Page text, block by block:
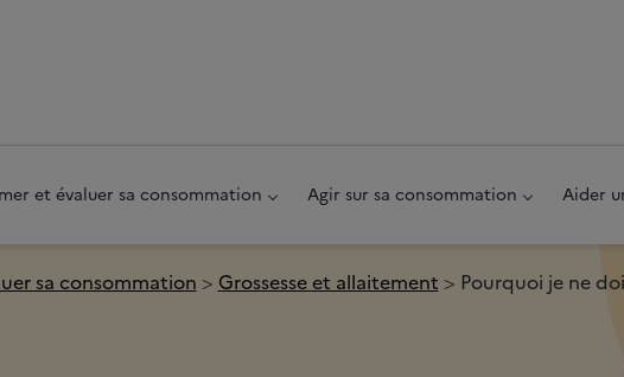
et évaluer sa consommation Agir sur sa consommation Aider
sa consommation Grossesse et allaitement Pourquoi je ne